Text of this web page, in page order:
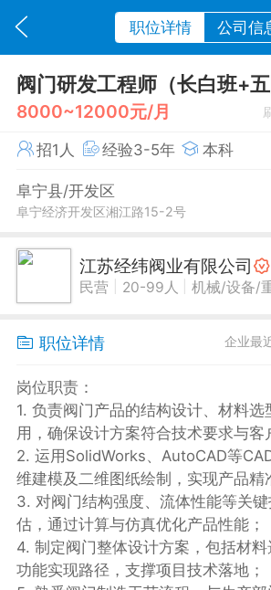
职位详情 公司信
阀门研发工程师（长白班+五
8000~12000元/月
招1人 经验3-5年 本科
阜宁县/开发区
阜宁经济开发区湘江路15-2号
江苏经纬阀业有限公司
民营 20-99人 机械/设备/
职位详情 企业最
岗位职责：
1. 负责阀门产品的结构设计、材料选
用，确保设计方案符合技术要求与客
2. 运用SolidWorks、AutoCAD等
维建模及二维图纸绘制，实现产品精
3. 对阀门结构强度、流体性能等关
估，通过计算与仿真优化产品性能；
4. 制定阀门整体设计方案，包括材
功能实现路径，支撑项目技术落地；